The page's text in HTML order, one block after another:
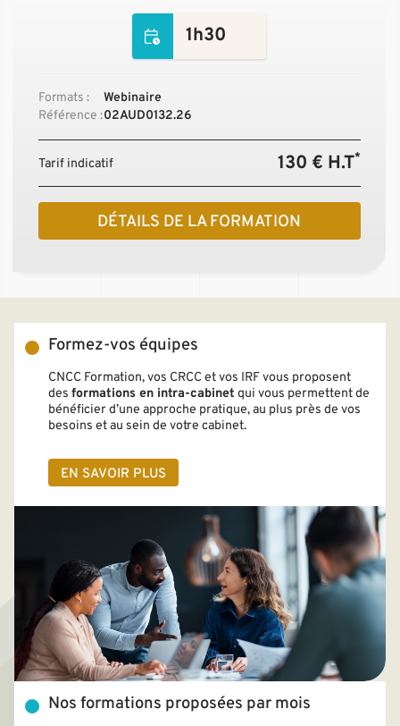
1h30
Formats :
Webinaire
Référence :02AUD0132.26
Tarif indicatif 130 € H.T*
DÉTAILS DE LA FORMATION
Formez-vos équipes
CNCC Formation, vos CRCC et vos IRF vous proposent
desformations en intra-cabinet qui vous permettent de
bénéficier d’une approche pratique, au plus près de vos
besoins et au sein de votre cabinet.
EN SAVOIR PLUS
Nos formations proposées par mois